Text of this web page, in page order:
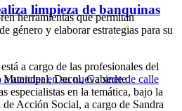
limpieza de banquinas
herramientas que permitan
género y elaborar estrategias para su
a cargo de las profesionales del
Municipal, Decol, Gabinete
especialistas en la temática, bajo la
Acción Social, a cargo de Sandra